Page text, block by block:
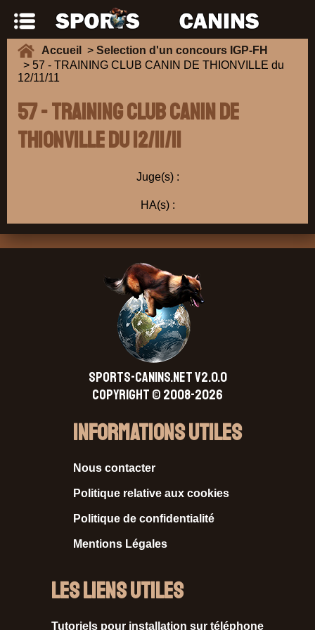
Accueil > Selection d'un concours IGP-FH
> 57 - TRAINING CLUB CANIN DE THIONVILLE du
12/11/11
57 - TRAINING CLUB CANIN DE
THIONVILLE du 12/11/11
Juge(s) :
HA(s) :
SPORTS-CANINS.NET V2.0.0
Copyright © 2008-2026
Informations Utiles
Nous contacter
Politique relative aux cookies
Politique de confidentialité
Mentions Légales
Les liens utiles
Tutoriels pour installation sur téléphone